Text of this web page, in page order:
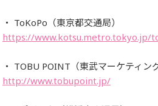
・ ToKoPo（東京都交通局）
https://www.kotsu.metro.tokyo.jp/
・ TOBU POINT（東武マーケティング
http://www.tobupoint.jp/